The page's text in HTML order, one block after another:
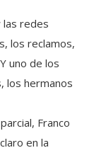
las redes
los reclamos,
uno de los
los hermanos
Franco
en la